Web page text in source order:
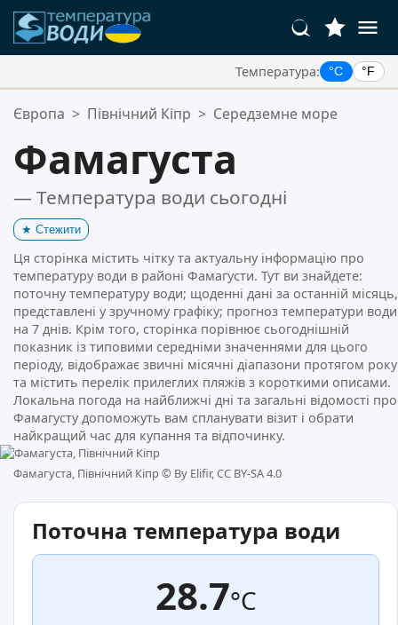
Температура: °C °F
Ваші Улюблені Місця:
Європа > Північний Кіпр > Середземне море
Фамагуста
— Температура води сьогодні
★ Стежити
Ця сторінка містить чітку та актуальну інформацію про
температуру води в районі Фамагусти. Тут ви знайдете:
поточну температуру води; щоденні дані за останній місяць,
представлені у зручному графіку; прогноз температури води
на 7 днів. Крім того, сторінка порівнює сьогоднішній
показник із типовими середніми значеннями для цього
періоду, відображає звичні місячні діапазони протягом року
та містить перелік прилеглих пляжів з короткими описами.
Локальна погода на найближчі дні та загальні відомості про
Фамагусту допоможуть вам спланувати візит і обрати
найкращий час для купання та відпочинку.
Фамагуста, Північний Кіпр © By Elifir, CC BY-SA 4.0
Поточна температура води
28.7°C